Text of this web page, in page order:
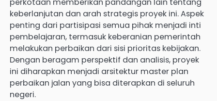
perkotaan memberikan pandangan lain tentang
keberlanjutan dan arah strategis proyek ini. Aspek
penting dari partisipasi semua pihak menjadi inti
pembelajaran, termasuk keberanian pemerintah
melakukan perbaikan dari sisi prioritas kebijakan.
Dengan beragam perspektif dan analisis, proyek
ini diharapkan menjadi arsitektur master plan
perbaikan jalan yang bisa diterapkan di seluruh
negeri.